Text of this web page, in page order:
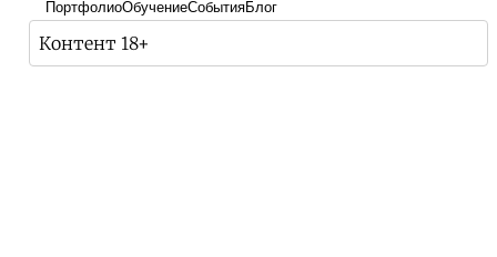
ПортфолиоОбучениеСобытияБлог
Контент 18+